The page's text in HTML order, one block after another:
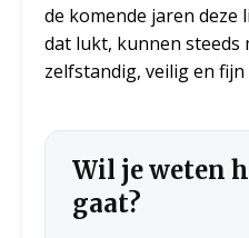
de komende jaren deze
dat lukt, kunnen steeds
zelfstandig, veilig en fijn
Wil je weten
gaat?